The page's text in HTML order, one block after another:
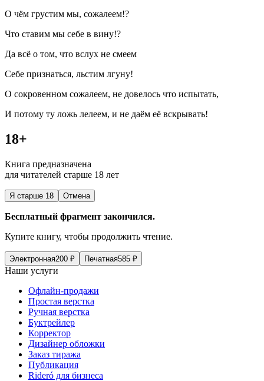
О чём грустим мы, сожалеем!?
Что ставим мы себе в вину!?
Да всё о том, что вслух не смеем
Себе признаться, льстим лгуну!
О сокровенном сожалеем, не довелось что испытать,
И потому ту ложь лелеем, и не даём её вскрывать!
18+
Книга предназначена
для читателей старше 18 лет
Я старше 18 Отмена
Бесплатный фрагмент закончился.
Купите книгу, чтобы продолжить чтение.
Электронная200 ₽ Печатная585 ₽
Наши услуги
Офлайн-продажи
Простая верстка
Ручная верстка
Буктрейлер
Корректор
Дизайнер обложки
Заказ тиража
Публикация
Rideró для бизнеса